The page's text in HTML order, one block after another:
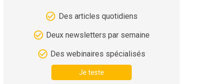
Des articles quotidiens
Deux newsletters par semaine
Des webinaires spécialisés
Je teste